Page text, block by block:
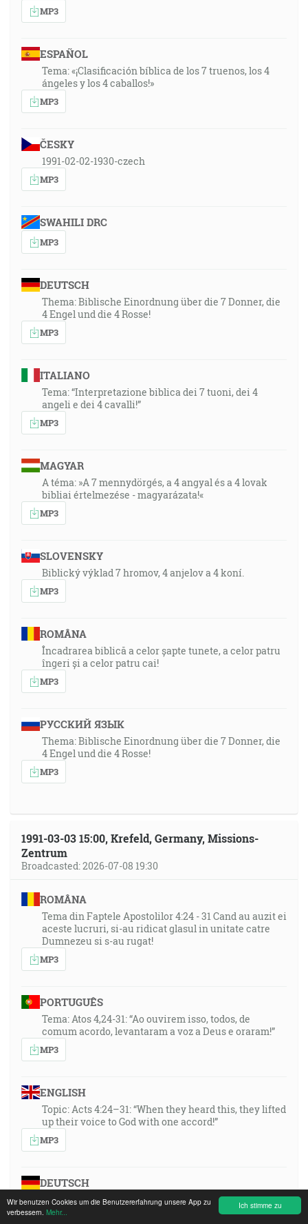
Ich stimme zu
Wir benutzen Cookies um die Benutzererfahrung unsere App zu
verbessern. Mehr...
MP3
ESPAÑOL
Tema: «¡Clasificación bíblica de los 7 truenos, los 4
ángeles y los 4 caballos!»
MP3
ČESKY
1991-02-02-1930-czech
MP3
SWAHILI DRC
MP3
DEUTSCH
Thema: Biblische Einordnung über die 7 Donner, die
4 Engel und die 4 Rosse!
MP3
ITALIANO
Tema: “Interpretazione biblica dei 7 tuoni, dei 4
angeli e dei 4 cavalli!”
MP3
MAGYAR
A téma: »A 7 mennydörgés, a 4 angyal és a 4 lovak
bibliai értelmezése - magyarázata!«
MP3
SLOVENSKY
Biblický výklad 7 hromov, 4 anjelov a 4 koní.
MP3
ROMÂNA
Încadrarea biblică a celor șapte tunete, a celor patru
îngeri și a celor patru cai!
MP3
РУССКИЙ ЯЗЫК
Thema: Biblische Einordnung über die 7 Donner, die
4 Engel und die 4 Rosse!
MP3
1991-03-03 15:00, Krefeld, Germany, Missions-
Zentrum
Broadcasted: 2026-07-08 19:30
ROMÂNA
Tema din Faptele Apostolilor 4:24 - 31 Cand au auzit ei
aceste lucruri, si-au ridicat glasul in unitate catre
Dumnezeu si s-au rugat!
MP3
PORTUGUÊS
Tema: Atos 4,24-31: “Ao ouvirem isso, todos, de
comum acordo, levantaram a voz a Deus e oraram!”
MP3
ENGLISH
Topic: Acts 4:24–31: “When they heard this, they lifted
up their voice to God with one accord!”
MP3
DEUTSCH
Thema: Apg. 4,24-31: Als jene es vernommen hatten,
erhoben sie einmütig ihre Stimme zu Gott und